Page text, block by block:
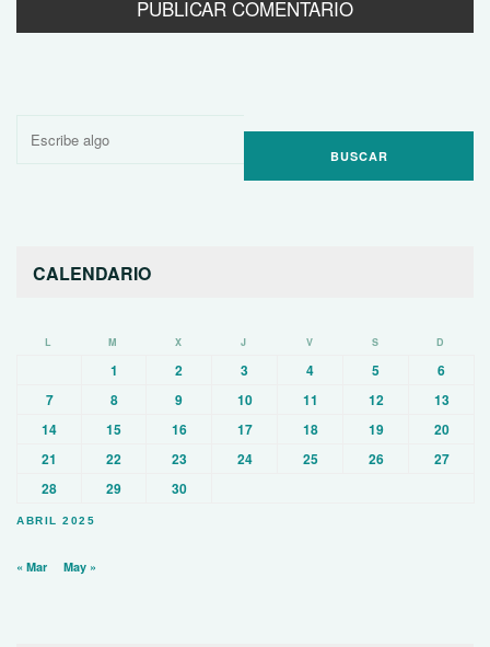
Buscar
CALENDARIO
ABRIL 2025
L M X J V S D
1 2 3 4 5
6
7
8 9 10 11 12
13
14
15 16 17 18 19
20
21
22 23 24 25 26
27
28
29 30
« Mar May »